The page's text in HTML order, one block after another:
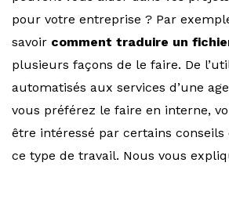
pour votre entreprise ? Par
savoir comment traduire un
plusieurs façons de le faire. De
automatisés aux services d’une
vous préférez le faire en interne,
être intéressé par certains conseils
ce type de travail. Nous vous